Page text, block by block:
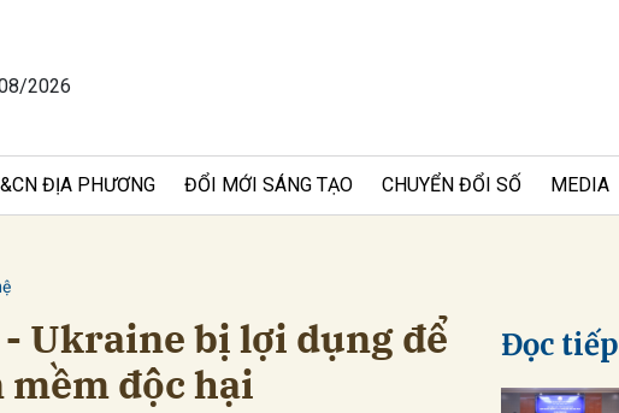
2026
ĐỊA PHƯƠNG ĐỔI MỚI SÁNG TẠO CHUYỂN ĐỔI SỐ MEDIA
Ukraine bị lợi dụng để
độc hại
Đọc tiếp
Gửi